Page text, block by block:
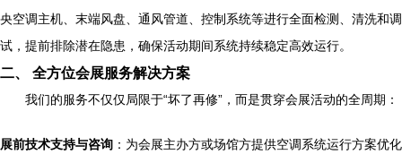
央空调主机、末端风盘、通风管道、控制系统等进行全面检测、清洗和调
试，提前排除潜在隐患，确保活动期间系统持续稳定高效运行。
二、 全方位会展服务解决方案
我们的服务不仅仅局限于“坏了再修”，而是贯穿会展活动的全周期：
展前技术支持与咨询 ：为会展主办方或场馆方提供空调系统运行方案优化